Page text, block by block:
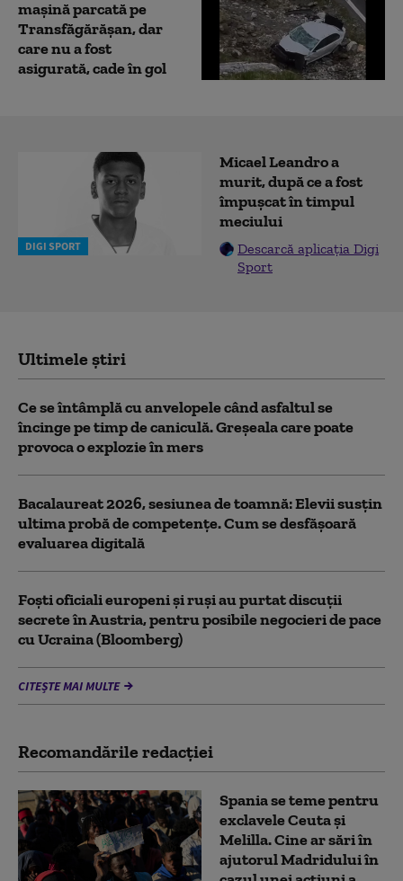
maşină parcată pe
Transfăgărăşan, dar
care nu a fost
asigurată, cade în gol
DIGI SPORT
Micael Leandro a
murit, după ce a fost
împușcat în timpul
meciului
Descarcă aplicația Digi
Sport
Ultimele știri
Ce se întâmplă cu anvelopele când asfaltul se
încinge pe timp de caniculă. Greșeala care poate
provoca o explozie în mers
Bacalaureat 2026, sesiunea de toamnă: Elevii susțin
ultima probă de competențe. Cum se desfășoară
evaluarea digitală
Foști oficiali europeni și ruși au purtat discuții
secrete în Austria, pentru posibile negocieri de pace
cu Ucraina (Bloomberg)
CITEȘTE MAI MULTE
Recomandările redacţiei
Spania se teme pentru
exclavele Ceuta și
Melilla. Cine ar sări în
ajutorul Madridului în